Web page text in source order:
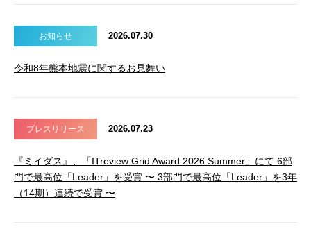
お知らせ 2026.07.30
令和8年熊本地震に関するお見舞い
プレスリリース 2026.07.23
『ミイダス』、「ITreview Grid Award 2026 Summer」にて 6部
門で最高位「Leader」を受賞 〜 3部門で最高位「Leader」を3年
（14期）連続で受賞 〜